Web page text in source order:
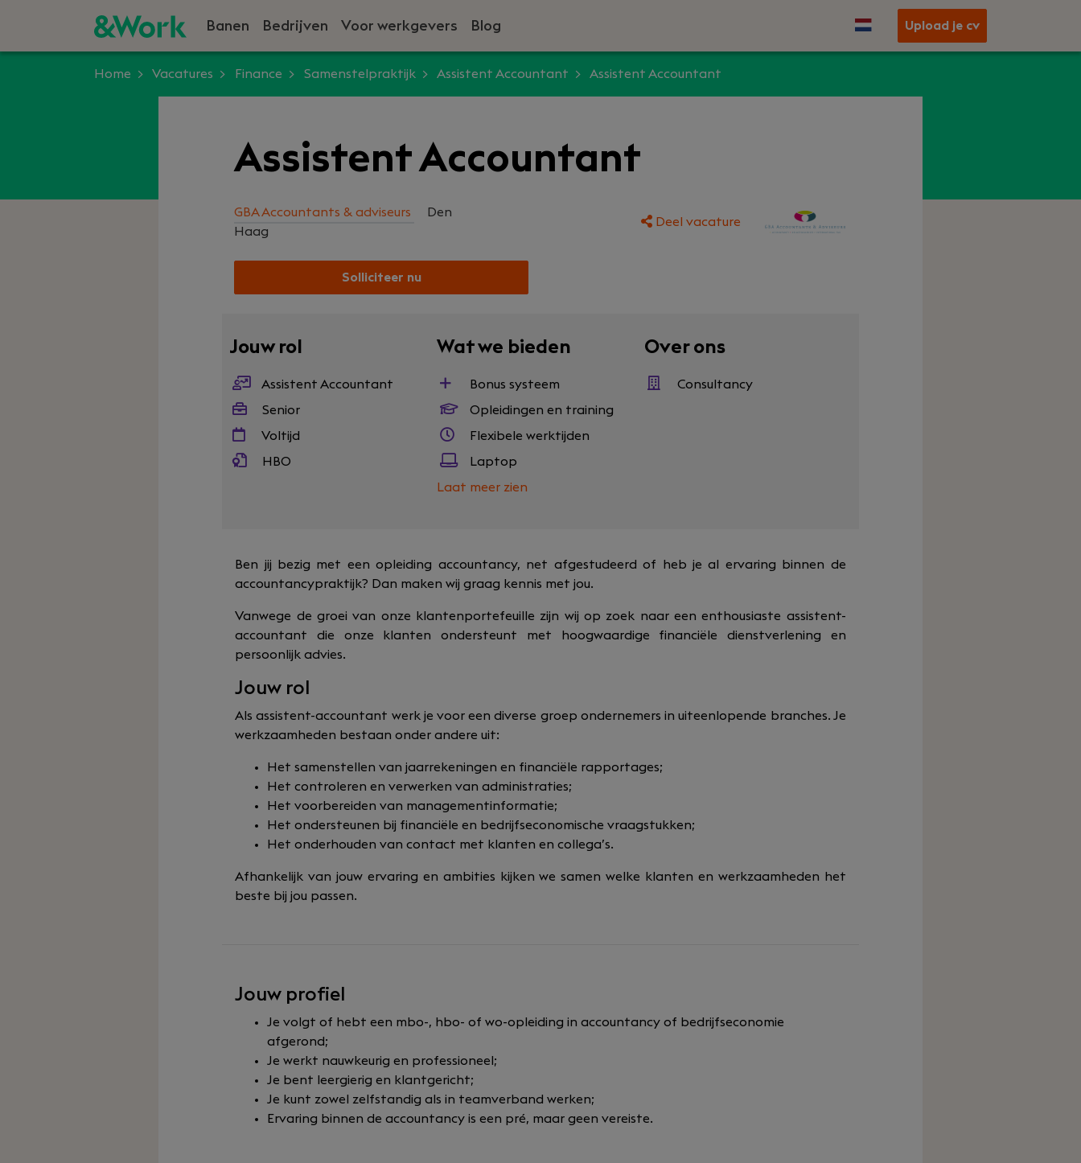
Banen Bedrijven Voor werkgevers Blog Upload je cv
Home Vacatures Finance Samenstelpraktijk Assistent Accountant Assistent Accountant
Assistent Accountant
GBA Accountants & adviseurs
Den
Haag
Deel vacature
Solliciteer nu
Jouw rol
Assistent Accountant
Senior
Voltijd
HBO
Wat we bieden
Bonus systeem
Opleidingen en training
Flexibele werktijden
Laptop
Laat meer zien
Over ons
Consultancy
Ben jij bezig met een opleiding accountancy, net afgestudeerd of heb je al ervaring binnen de
accountancypraktijk? Dan maken wij graag kennis met jou.
Vanwege de groei van onze klantenportefeuille zijn wij op zoek naar een enthousiaste assistent-
accountant die onze klanten ondersteunt met hoogwaardige financiële dienstverlening en
persoonlijk advies.
Jouw rol
Als assistent-accountant werk je voor een diverse groep ondernemers in uiteenlopende branches. Je
werkzaamheden bestaan onder andere uit:
Het samenstellen van jaarrekeningen en financiële rapportages;
Het controleren en verwerken van administraties;
Het voorbereiden van managementinformatie;
Het ondersteunen bij financiële en bedrijfseconomische vraagstukken;
Het onderhouden van contact met klanten en collega’s.
Afhankelijk van jouw ervaring en ambities kijken we samen welke klanten en werkzaamheden het
beste bij jou passen.
Jouw profiel
Je volgt of hebt een mbo-, hbo- of wo-opleiding in accountancy of bedrijfseconomie
afgerond;
Je werkt nauwkeurig en professioneel;
Je bent leergierig en klantgericht;
Je kunt zowel zelfstandig als in teamverband werken;
Ervaring binnen de accountancy is een pré, maar geen vereiste.